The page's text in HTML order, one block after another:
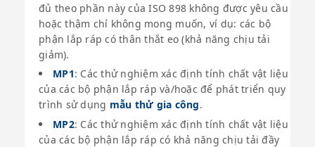
đủ theo phần này của ISO 898 không được yêu cầu
hoặc thậm chí không mong muốn, ví dụ: các bộ
phận lắp ráp có thân thắt eo (khả năng chịu tải
giảm).
MP1: Các thử nghiệm xác định tính chất vật liệu
của các bộ phận lắp ráp và/hoặc để phát triển quy
trình sử dụng mẫu thử gia công.
MP2: Các thử nghiệm xác định tính chất vật liệu
của các bộ phận lắp ráp có khả năng chịu tải đầy